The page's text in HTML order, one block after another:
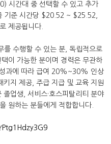
시간대 중 선택할 수 있고 추가
기준 시간당 $20.52 ~ $25.52,
제공됩니다.
를 수행할 수 있는 분, 독립적으로
이 가능한 분이며 경력은 무관하
과에 따라 급여 20%~30% 인상
지 제공, 주급 지급 및 교육 지원
업생, 서비스·호스피탈리티 분야
원하는 분들에게 적합합니다.